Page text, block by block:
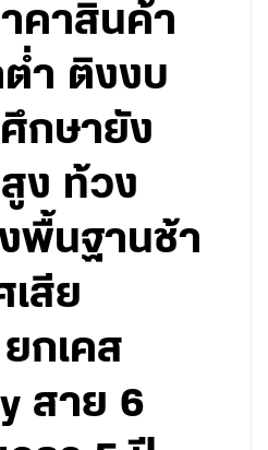
คาสินค้า
ำ ติงงบ
กษายัง
ง ท้วง
พื้นฐานช้า
เสีย
กเคส
สาย 6